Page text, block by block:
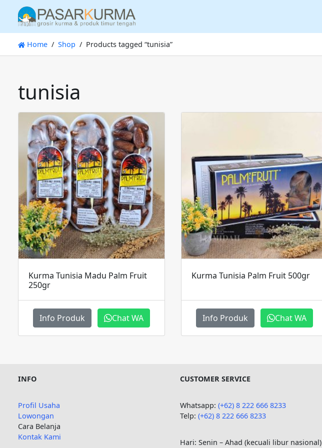
Home Shop Products tagged “tunisia”
tunisia
Kurma Tunisia Madu Palm Fruit
250gr
Info Produk Chat WA
Kurma Tunisia Palm Fruit 500gr
Info Produk Chat WA
INFO
Profil Usaha
Lowongan
Cara Belanja
Kontak Kami
CUSTOMER SERVICE
Whatsapp: (+62) 8 222 666 8233
Telp: (+62) 8 222 666 8233
Hari: Senin – Ahad (kecuali libur nasional)